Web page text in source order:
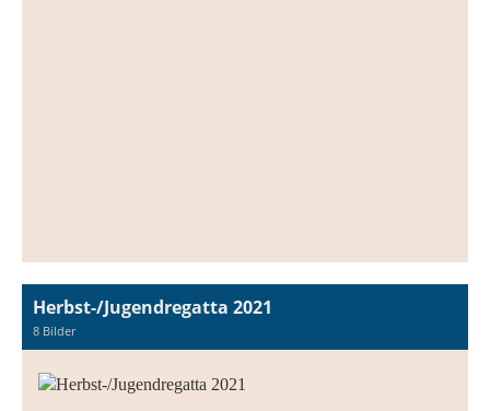
Herbst-/Jugendregatta 2021
8 Bilder